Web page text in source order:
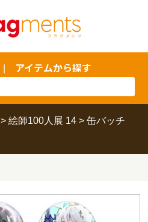
アイテムから探す
>絵師100人展 14 >缶バッチ